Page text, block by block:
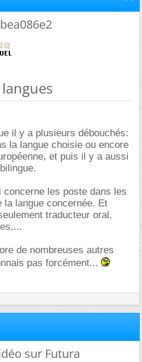
il y a plusieurs débouchés:
la langue choisie ou encore
et puis il y a aussi
les poste dans les
la langue concernée. Et
traducteur oral,
de nombreuses autres
pas forcément...
sur Futura